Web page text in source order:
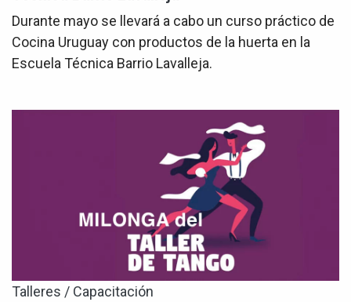
Durante mayo se llevará a cabo un curso práctico de
Cocina Uruguay con productos de la huerta en la
Escuela Técnica Barrio Lavalleja.
Talleres / Capacitación